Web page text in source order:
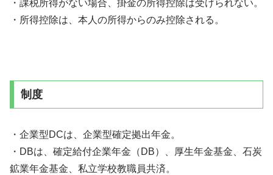
・課税所得がない場合、掛金の所得控除は受けられない。
・所得控除は、本人の所得からのみ控除される。
制度
・企業型DCは、企業型確定拠出年金。
・DBは、確定給付企業年金（DB）、厚生年金基金、石炭
鉱業年金基金、私立学校教職員共済。